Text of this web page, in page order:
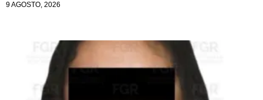
9 AGOSTO, 2026